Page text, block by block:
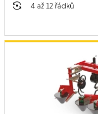
4 až 12 řádků